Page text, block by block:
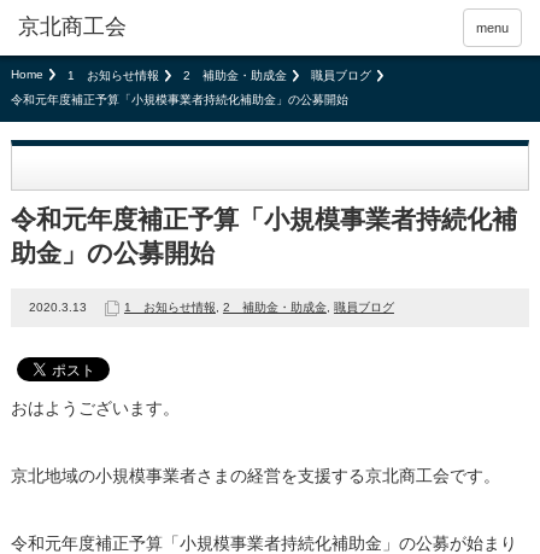
京北商工会 menu
Home 1 お知らせ情報 2 補助金・助成金
職員ブログ
令和元年度補正予算「小規模事業者持続化補助金」の公募開始
令和元年度補正予算「小規模事業者持続化補
助金」の公募開始
2020.3.13 1 お知らせ情報 2 補助金・助成金, 職員ブログ
おはようございます。
京北地域の小規模事業者さまの経営を支援する京北商工会です。
令和元年度補正予算「小規模事業者持続化補助金」の公募が始まり